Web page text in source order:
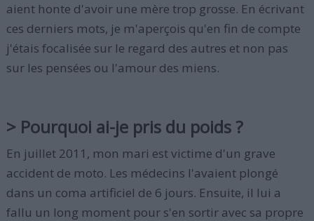
aient honte d'avoir une mère trop grosse. En écrivant
ces derniers mots, je m'aperçois qu'en fin de compte
j'étais focalisée sur le regard des autres et non pas
sur les pensées ou l'amour des miens.
> Pourquoi ai-je pris du poids ?
En juillet 2011, mon mari est victime d'un grave
accident de moto. Les médecins l'avaient plongé
dans un coma artificiel de 6 jours. Ensuite, il lui a
fallu un long moment pour s'en sortir avec sa propre